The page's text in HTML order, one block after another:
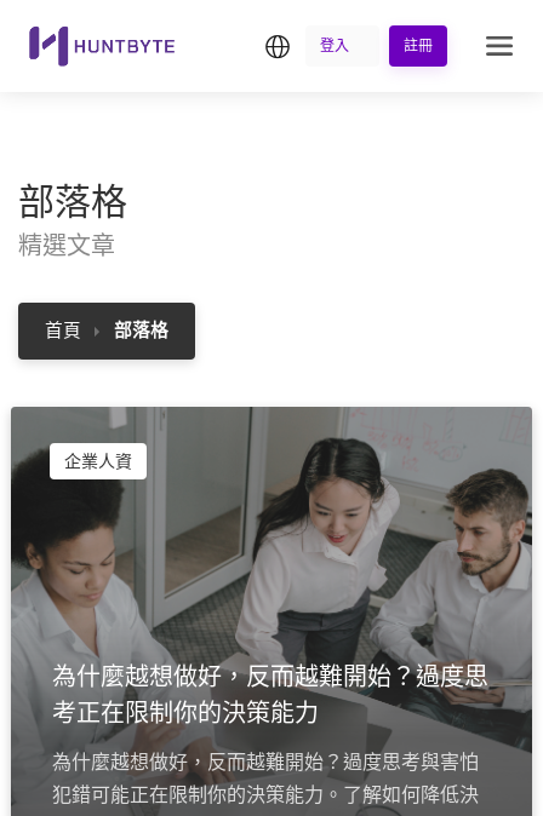
繁中登入 註冊
部落格
精選文章
首頁 部落格
企業人資
為什麼越想做好，反而越難開始？過度思
考正在限制你的決策能力
為什麼越想做好，反而越難開始？過度思考與害怕
犯錯可能正在限制你的決策能力。了解如何降低決